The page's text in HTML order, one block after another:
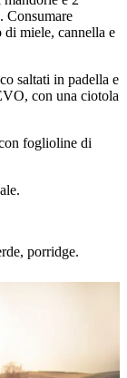
Consumare
di miele, cannella e
saltati in padella e
con una ciotola
foglioline di
porridge.